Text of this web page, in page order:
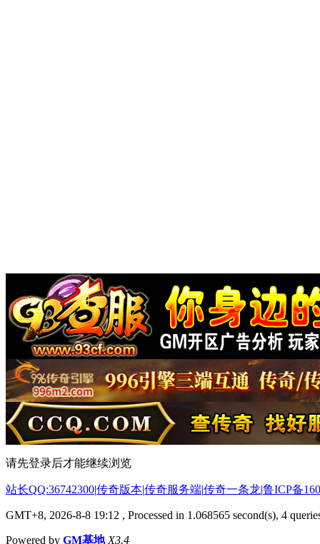
请先登录后才能继续浏览
站长QQ:36742300|传奇版本|传奇服务端|传奇一条龙|鲁ICP备
GMT+8, 2026-8-8 19:12 , Processed in 1.068565 second(s), 4
Powered by GM基地 X3.4